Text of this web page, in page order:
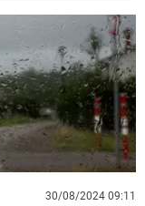
30/08/2024 09:11